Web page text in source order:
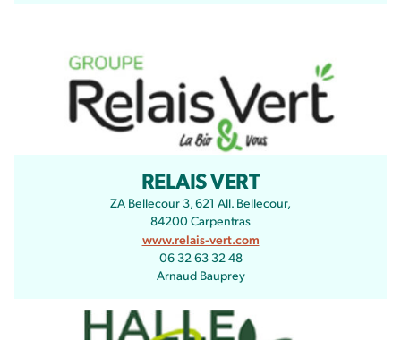
RELAIS VERT
ZA Bellecour 3, 621 All. Bellecour,
84200 Carpentras
www.relais-vert.com
06 32 63 32 48
Arnaud Bauprey